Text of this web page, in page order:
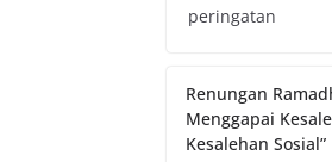
peringatan
Renungan
Menggapai
Kesalehan Sosial”